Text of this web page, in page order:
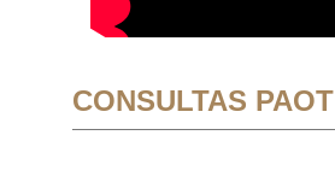
CONSULTAS PAOT